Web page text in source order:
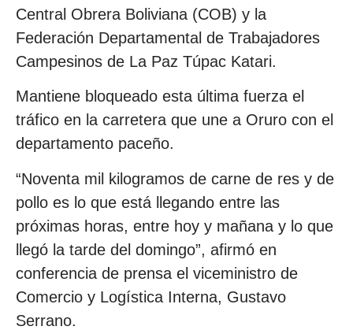
Central Obrera Boliviana (COB) y la
Federación Departamental de Trabajadores
Campesinos de La Paz Túpac Katari.
Mantiene bloqueado esta última fuerza el
tráfico en la carretera que une a Oruro con el
departamento paceño.
“Noventa mil kilogramos de carne de res y de
pollo es lo que está llegando entre las
próximas horas, entre hoy y mañana y lo que
llegó la tarde del domingo”, afirmó en
conferencia de prensa el viceministro de
Comercio y Logística Interna, Gustavo
Serrano.